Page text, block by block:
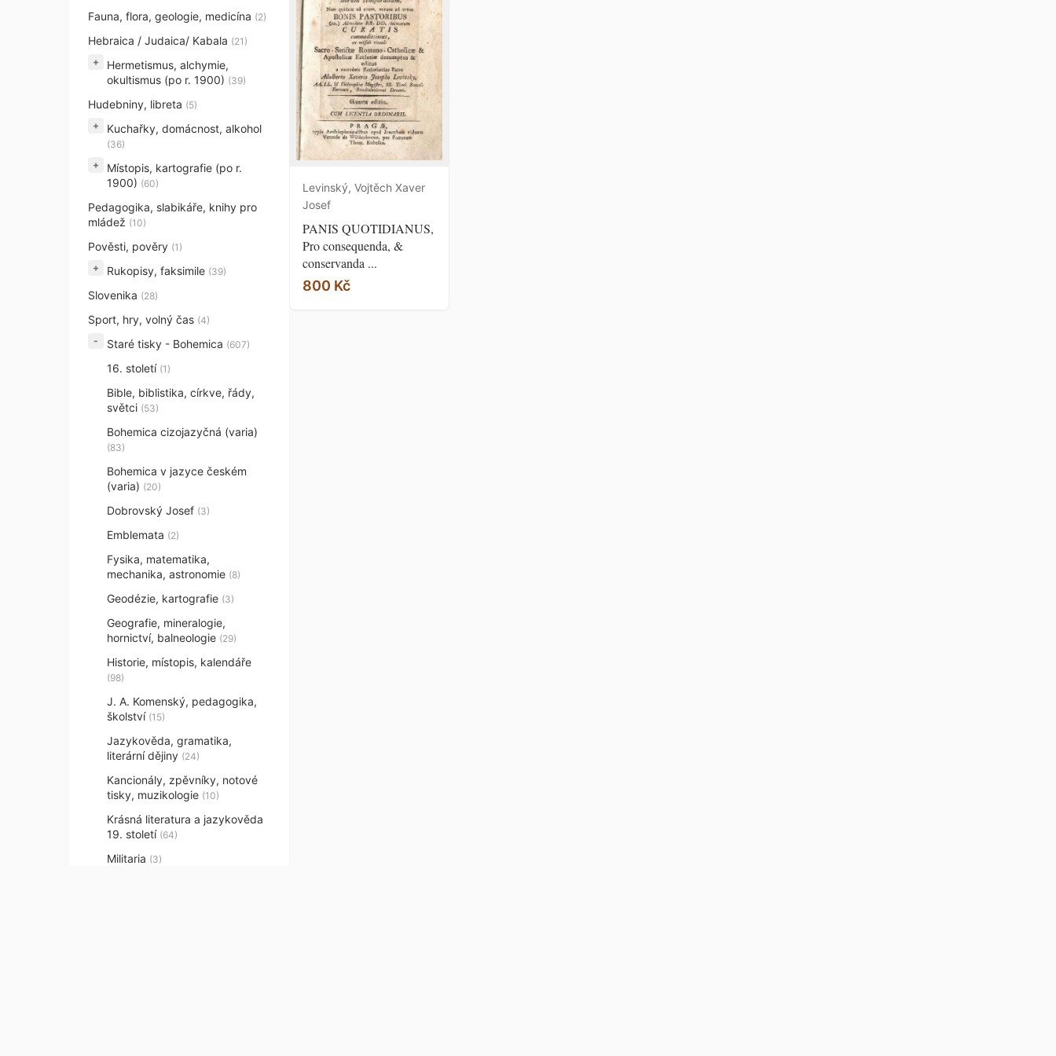
Fauna, flora, geologie, medicína (2)
Hebraica / Judaica/ Kabala (21)
+
Hermetismus, alchymie,
okultismus (po r. 1900) (39)
Hudebniny, libreta (5)
+
Kuchařky, domácnost, alkohol
(36)
+
Místopis, kartografie (po r.
1900) (60)
Pedagogika, slabikáře, knihy pro
mládež (10)
Pověsti, pověry (1)
+
Rukopisy, faksimile (39)
Slovenika (28)
Sport, hry, volný čas (4)
Staré tisky - Bohemica (607)
16. století (1)
Bible, biblistika, církve, řády,
světci (53)
Bohemica cizojazyčná (varia)
(83)
Bohemica v jazyce českém
(varia) (20)
Dobrovský Josef (3)
Emblemata (2)
Fysika, matematika,
mechanika, astronomie (8)
Geodézie, kartografie (3)
Geografie, mineralogie,
hornictví, balneologie (29)
Historie, místopis, kalendáře
(98)
J. A. Komenský, pedagogika,
školství (15)
Jazykověda, gramatika,
literární dějiny (24)
Kancionály, zpěvníky, notové
tisky, muzikologie (10)
Krásná literatura a jazykověda
19. století (64)
Militaria (3)
Levinský, Vojtěch Xaver
Josef
PANIS QUOTIDIANUS,
Pro consequenda, &
conservanda ...
800 Kč